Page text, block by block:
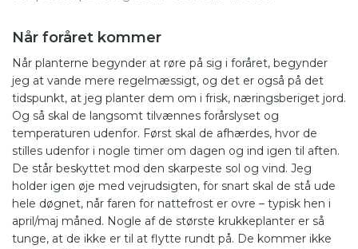
Når foråret kommer
Når planterne begynder at røre på sig i foråret, begynder
jeg at vande mere regelmæssigt, og det er også på det
tidspunkt, at jeg planter dem om i frisk, næringsberiget jord.
Og så skal de langsomt tilvænnes forårslyset og
temperaturen udenfor. Først skal de afhærdes, hvor de
stilles udenfor i nogle timer om dagen og ind igen til aften.
De står beskyttet mod den skarpeste sol og vind. Jeg
holder igen øje med vejrudsigten, for snart skal de stå ude
hele døgnet, når faren for nattefrost er ovre – typisk hen i
april/maj måned. Nogle af de største krukkeplanter er så
tunge, at de ikke er til at flytte rundt på. De kommer ikke